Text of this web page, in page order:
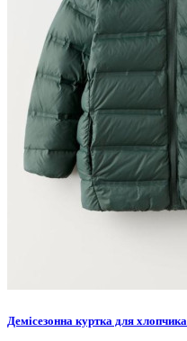
Демісезонна куртка для хлопчика